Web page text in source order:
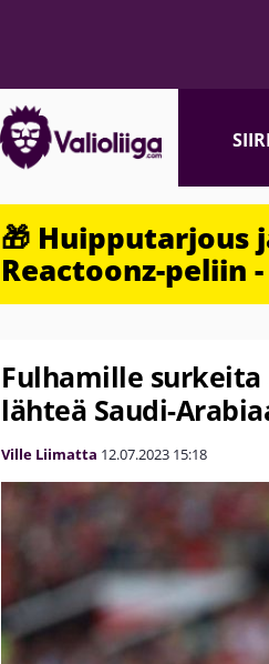
🎁 Huipputarjous
Reactoonz-peliin
Fulhamille
lähteä Saudi-
Ville Liimatta 12.07.2023 15:18